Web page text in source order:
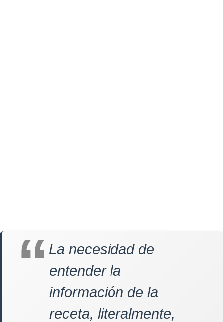
La necesidad de
entender la
información de la
receta, literalmente,